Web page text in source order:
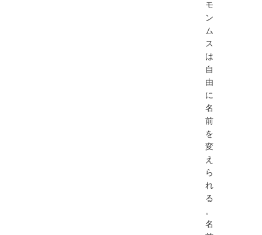
モ
ン
ム
ス
は
自
由
に
名
前
を
変
え
ら
れ
る
。
名